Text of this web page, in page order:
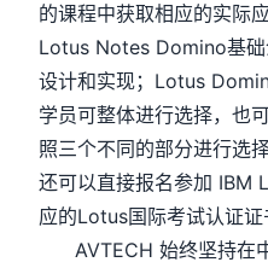
的课程中获取相应的实际
Lotus Notes Domino基
设计和实现；Lotus
学员可整体进行选择，也
照三个不同的部分进行选
还可以直接报名参加 IBM
应的Lotus国际考试认证证
AVTECH 始终坚持在